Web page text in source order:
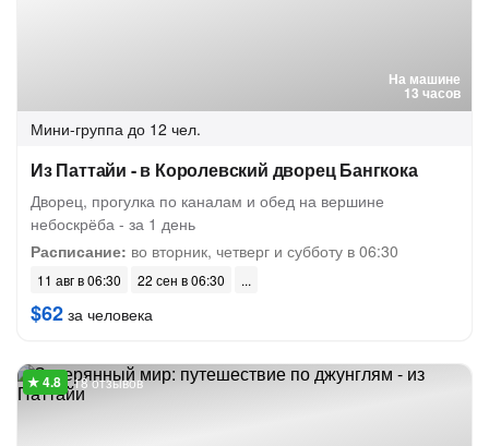
На машине
13 часов
Мини-группа до 12 чел.
Из Паттайи - в Королевский дворец Бангкока
Дворец, прогулка по каналам и обед на вершине
небоскрёба - за 1 день
Расписание: во вторник, четверг и субботу в 06:30
11 авг в 06:30 22 сен в 06:30
$62 за человека
18 отзывов